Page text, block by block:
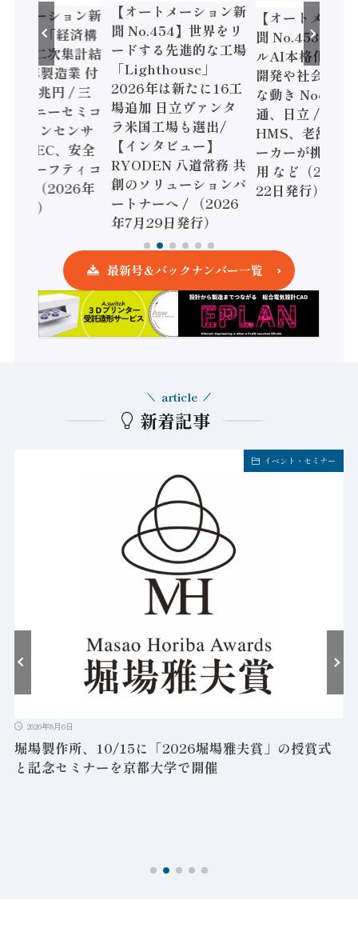
トメーション新
】「経済構
調査二次集計結
年製造業 付
額86兆円 / 三
とソニーセミコ
ジョンセンサ
/ IDEC、安全
すセーフティコ
ーラ（2026年
発行）
【オートメーション新
聞 No.454】世界をリ
ードする先進的な工場
「Lighthouse」
2026年は新たに16工
場追加 日立ヴァンタ
ラ米国工場も選出/
【インタビュー】
RYODEN 八道常務 共
創のソリューションパ
ートナーへ / （2026
年7月29日発行）
【オートメーシ
聞 No.453】フ
ルAI本格化へ
開発や社会実装
な動き Noetra
通、日立 / 兵神
HMS、老舗ポ
ーカーが挑むデ
用 など（2026
22日発行）
最新号＆バックナンバー一覧
新着記事
article
イベント・セミナー
2026年8月6日
堀場製作所、10/15に「2026堀場雅夫賞」の授賞式
と記念セミナーを京都大学で開催